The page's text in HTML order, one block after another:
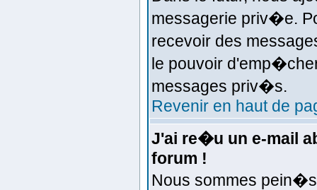
messagerie priv�e.
recevoir des
le pouvoir
messages priv�s.
Revenir en haut de
J'ai re�u un e-mail
forum !
Nous sommes